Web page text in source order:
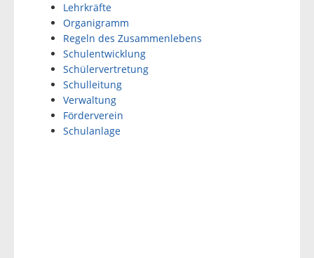
Lehrkräfte
Organigramm
Regeln des Zusammenlebens
Schulentwicklung
Schülervertretung
Schulleitung
Verwaltung
Förderverein
Schulanlage